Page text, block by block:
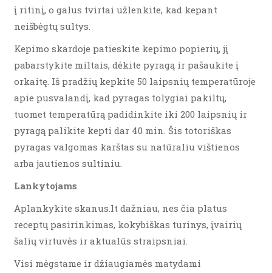
į ritinį, o galus tvirtai užlenkite, kad kepant
neišbėgtų sultys.
Kepimo skardoje patieskite kepimo popierių, jį
pabarstykite miltais, dėkite pyragą ir pašaukite į
orkaitę. Iš pradžių kepkite 50 laipsnių temperatūroje
apie pusvalandį, kad pyragas tolygiai pakiltų,
tuomet temperatūrą padidinkite iki 200 laipsnių ir
pyragą palikite kepti dar 40 min. Šis totoriškas
pyragas valgomas karštas su natūraliu vištienos
arba jautienos sultiniu.
Lankytojams
Aplankykite skanus.lt dažniau, nes čia platus
receptų pasirinkimas, kokybiškas turinys, įvairių
šalių virtuvės ir aktualūs straipsniai.
Visi mėgstame ir džiaugiamės matydami